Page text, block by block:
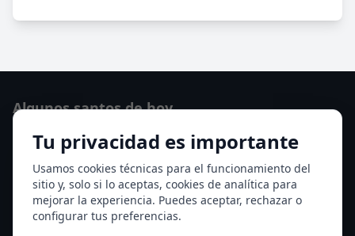
Tu privacidad es importante
Usamos cookies técnicas para el funcionamiento del
sitio y, solo si lo aceptas, cookies de analítica para
mejorar la experiencia. Puedes aceptar, rechazar o
configurar tus preferencias.
Algunos santos de hoy
San Lorenzo
Ver todos los santos de hoy
Acceso a los Meses